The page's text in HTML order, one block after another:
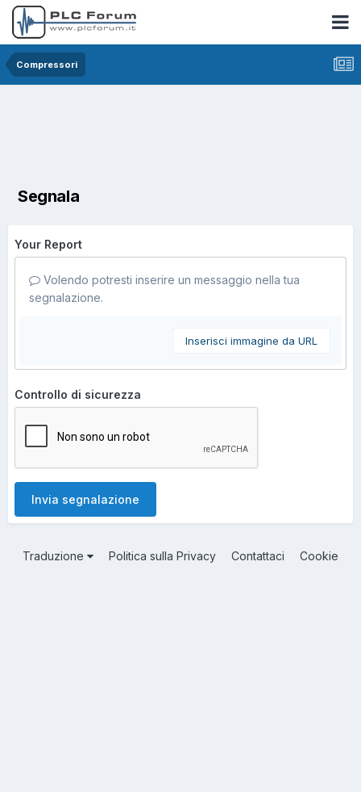
Compressori
Segnala
Your Report
Volendo potresti inserire un messaggio nella tua
segnalazione.
Inserisci immagine da URL
Controllo di sicurezza
Invia segnalazione
Traduzione Politica sulla Privacy Contattaci Cookie